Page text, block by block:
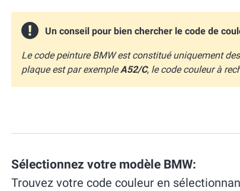
Un conseil pour bien chercher le code de
Le code peinture BMW est constitué uniquement
plaque est par exempleA52/C, le code couleur à
Sélectionnez votre modèle BMW:
Trouvez votre code couleur en